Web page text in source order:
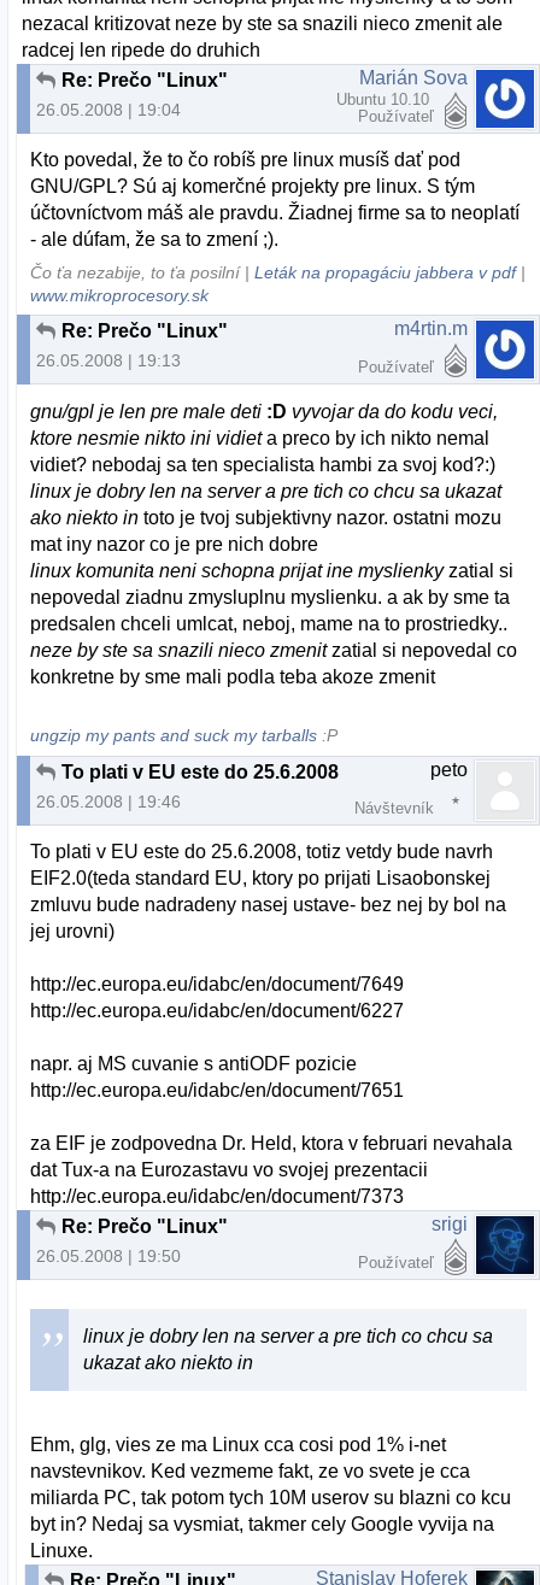
nezacal kritizovat neze by ste sa snazili nieco zmenit ale
radcej len ripede do druhich
Re: Prečo "Linux"
26.05.2008 | 19:04
Marián Sova
Ubuntu 10.10
Používateľ
Kto povedal, že to čo robíš pre linux musíš dať pod
GNU/GPL? Sú aj komerčné projekty pre linux. S tým
účtovníctvom máš ale pravdu. Žiadnej firme sa to neoplatí
- ale dúfam, že sa to zmení ;).
Čo ťa nezabije, to ťa posilní |Leták na propagáciu jabbera v pdf|
www.mikroprocesory.sk
Re: Prečo "Linux"
26.05.2008 | 19:13
m4rtin.m
Používateľ
gnu/gpl je len pre male deti :D vyvojar da do kodu veci,
ktore nesmie nikto ini vidieta preco by ich nikto nemal
vidiet? nebodaj sa ten specialista hambi za svoj kod?:)
linux je dobry len na server a pre tich co chcu sa ukazat
ako niekto in toto je tvoj subjektivny nazor. ostatni mozu
mat iny nazor co je pre nich dobre
linux komunita neni schopna prijat ine myslienkyzatial si
nepovedal ziadnu zmysluplnu myslienku. a ak by sme ta
predsalen chceli umlcat, neboj, mame na to prostriedky..
neze by ste sa snazili nieco zmenitzatial si nepovedal co
konkretne by sme mali podla teba akoze zmenit
ungzip my pants and suck my tarballs :P
To plati v EU este do 25.6.2008
26.05.2008 | 19:46
peto
Návštevník
To plati v EU este do 25.6.2008, totiz vetdy bude navrh
EIF2.0(teda standard EU, ktory po prijati Lisaobonskej
zmluvu bude nadradeny nasej ustave- bez nej by bol na
jej urovni)
http://ec.europa.eu/idabc/en/document/7649
http://ec.europa.eu/idabc/en/document/6227
napr. aj MS cuvanie s antiODF pozicie
http://ec.europa.eu/idabc/en/document/7651
za EIF je zodpovedna Dr. Held, ktora v februari nevahala
dat Tux-a na Eurozastavu vo svojej prezentacii
http://ec.europa.eu/idabc/en/document/7373
Re: Prečo "Linux"
26.05.2008 | 19:50
srigi
Používateľ
linux je dobry len na server a pre tich co chcu sa
ukazat ako niekto in
Ehm, glg, vies ze ma Linux cca cosi pod 1% i-net
navstevnikov. Ked vezmeme fakt, ze vo svete je cca
miliarda PC, tak potom tych 10M userov su blazni co kcu
byt in? Nedaj sa vysmiat, takmer cely Google vyvija na
Linuxe.
Re: Prečo "Linux"
Stanislav Hoferek